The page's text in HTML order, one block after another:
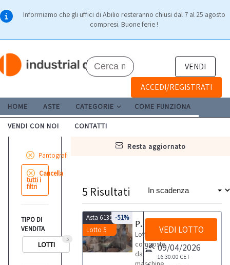
Informiamo che gli uffici di Abilio resteranno chiusi dal 7 al 25 agosto
compresi. Buone ferie !
VENDI
ACCEDI/REGISTRATI
HOME ASTE CATEGORIE COME FUNZIONA
VENDI CON NOI CONTATTI
resta aggiornato
Pantografi
Cancella
tutti i
filtri
TIPO DI
VENDITA
5
LOTTI
5 Risultati
Asta 6135
Lotto 5
-51%
Pantografo Bulleri e bucatrice Vitap
Lotto
composto
da
VEDI LOTTO
09/04/2026
16:30:00 CET